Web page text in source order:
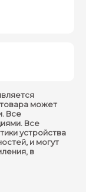
может
Все
Все
устройства
и могут
в